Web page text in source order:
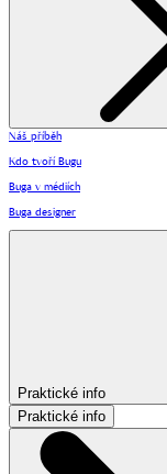
Náš příběh
Kdo tvoří Bugu
Buga v médiích
Buga designer
Praktické info
Praktické info